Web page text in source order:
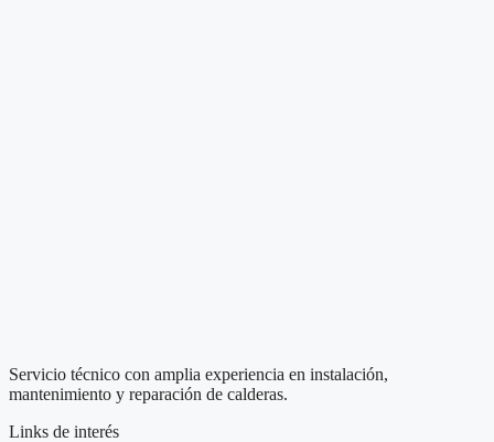
Servicio técnico con amplia experiencia en instalación,
mantenimiento y reparación de calderas.
Links de interés